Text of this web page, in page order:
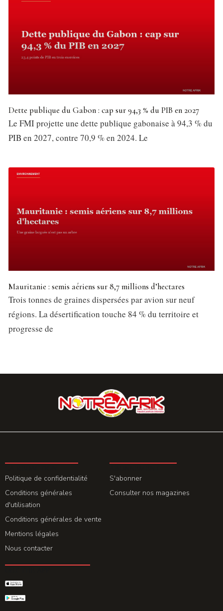
Dette publique du Gabon : cap sur 94,3 % du PIB en 2027
Le FMI projette une dette publique gabonaise à 94,3 % du
PIB en 2027, contre 70,9 % en 2024. Le
Mauritanie : semis aériens sur 8,7 millions d’hectares
Trois tonnes de graines dispersées par avion sur neuf
régions. La désertification touche 84 % du territoire et
progresse de
Politique de confidentialité
Conditions générales
d'utilisation
Conditions générales de vente
Mentions légales
Nous contacter
S'abonner
Consulter nos magazines